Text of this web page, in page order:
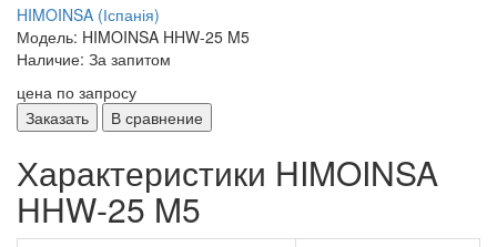
HIMOINSA (Іспанія)
Модель: HIMOINSA HHW-25 M5
Наличие: За запитом
цена по запросу
Заказать
В сравнение
Характеристики HIMOINSA
HHW-25 M5